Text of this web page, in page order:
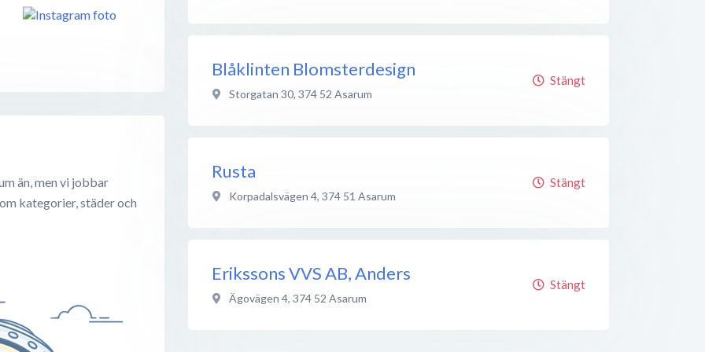
än, men vi jobbar
kategorier, städer och
Blåklinten Blomsterdesign
Storgatan 30, 374 52 Asarum
Stängt
Rusta
Korpadalsvägen 4, 374 51 Asarum
Stängt
Erikssons VVS AB, Anders
Ägovägen 4, 374 52 Asarum
Stängt